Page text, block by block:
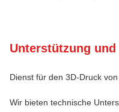
Unterstützung
Dienst für den 3D-Druck
Wir bieten technische